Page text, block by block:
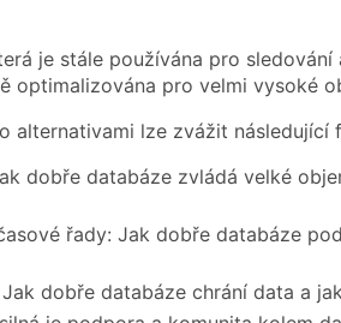
je stále používána pro
optimalizována pro velmi vysoké
alternativami lze zvážit následující
dobře databáze zvládá velké
řady: Jak dobře databáze
dobře databáze chrání data a